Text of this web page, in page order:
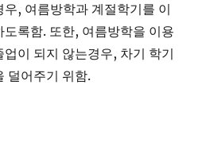
, 여름방학과 계절학기를 이
록함. 또한, 여름방학을 이용
이 되지 않는경우, 차기 학기
덜어주기 위함.